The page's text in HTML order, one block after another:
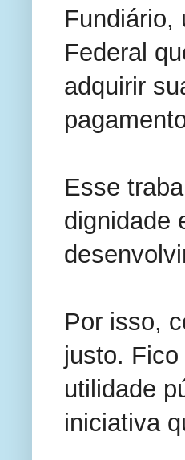
Fundiário,
Federal
adquirir
Esse
dignidade
Por isso,
justo.
utilidade
iniciativa